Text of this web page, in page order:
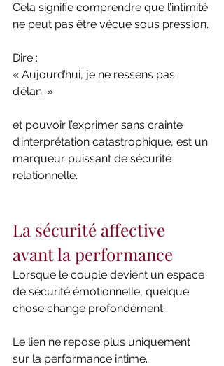
Cela signifie comprendre que l’intimité
ne peut pas être vécue sous pression.
Dire :
« Aujourd’hui, je ne ressens pas
d’élan. »
et pouvoir l’exprimer sans crainte
d’interprétation catastrophique, est un
marqueur puissant de sécurité
relationnelle.
La sécurité affective
avant la performance
Lorsque le couple devient un espace
de sécurité émotionnelle, quelque
chose change profondément.
Le lien ne repose plus uniquement
sur la performance intime.